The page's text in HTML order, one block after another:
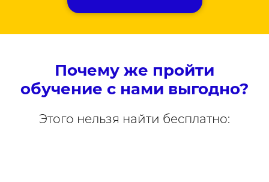
Почему же пройти
обучение с нами выгодно?
Этого нельзя найти бесплатно: